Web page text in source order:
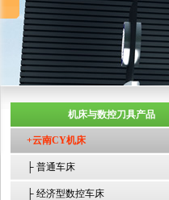
机床与数控刀具产品
+云南CY机床
├ 普通车床
├ 经济型数控车床